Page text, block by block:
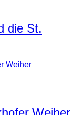
die St.